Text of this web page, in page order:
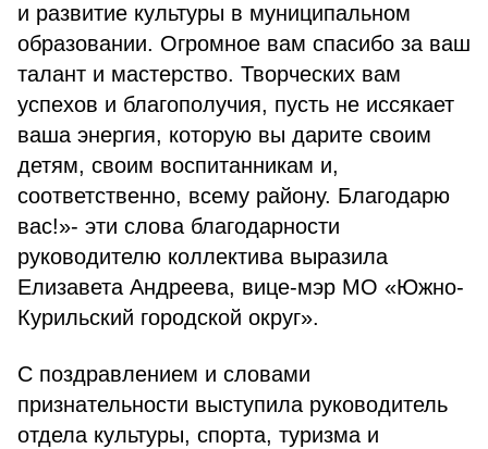
и развитие культуры в муниципальном
образовании. Огромное вам спасибо за ваш
талант и мастерство. Творческих вам
успехов и благополучия, пусть не иссякает
ваша энергия, которую вы дарите своим
детям, своим воспитанникам и,
соответственно, всему району. Благодарю
вас!»- эти слова благодарности
руководителю коллектива выразила
Елизавета Андреева, вице-мэр МО «Южно-
Курильский городской округ».
С поздравлением и словами
признательности выступила руководитель
отдела культуры, спорта, туризма и